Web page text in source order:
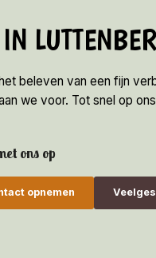
beleven van een fijn
we voor. Tot snel op
ons op
opnemen